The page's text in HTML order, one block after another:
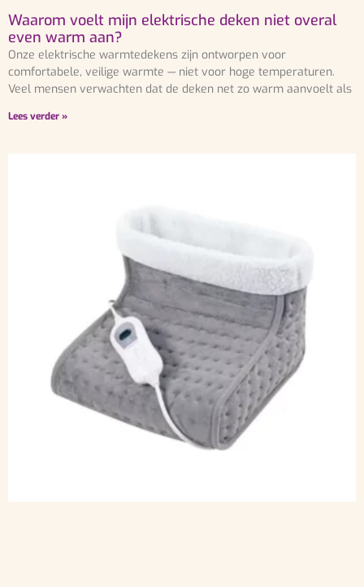
Waarom voelt mijn elektrische deken niet overal
even warm aan?
Onze elektrische warmtedekens zijn ontworpen voor
comfortabele, veilige warmte — niet voor hoge temperaturen.
Veel mensen verwachten dat de deken net zo warm aanvoelt als
Lees verder »